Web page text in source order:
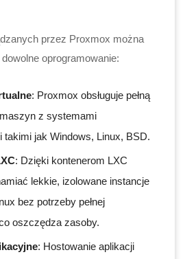
przez Proxmox można
oprogramowanie:
: Proxmox obsługuje pełną
z systemami
takimi jak Windows, Linux, BSD.
: Dzięki kontenerom LXC
lekkie, izolowane instancje
bez potrzeby pełnej
oszczędza zasoby.
: Hostowanie aplikacji